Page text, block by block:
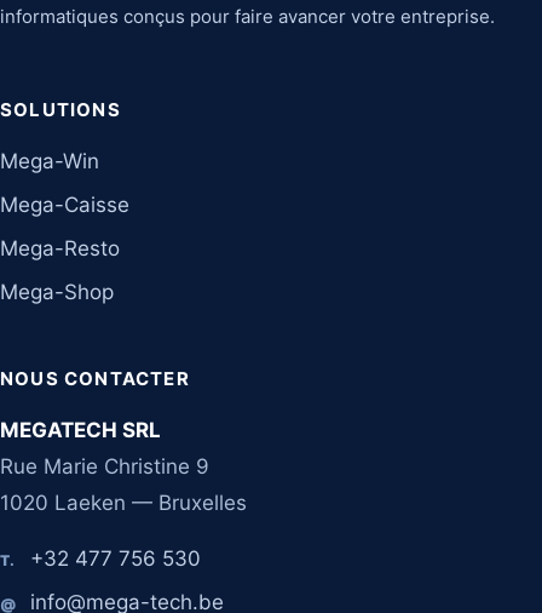
informatiques conçus pour faire avancer votre entreprise.
SOLUTIONS
Mega-Win
Mega-Caisse
Mega-Resto
Mega-Shop
NOUS CONTACTER
MEGATECH SRL
Rue Marie Christine 9
1020 Laeken — Bruxelles
T. +32 477 756 530
@ info@mega-tech.be